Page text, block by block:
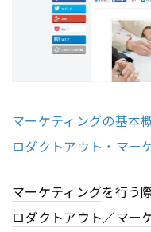
マーケティングの基本
ロダクトアウト・マー
マーケティングを行う
ロダクトアウト／マー